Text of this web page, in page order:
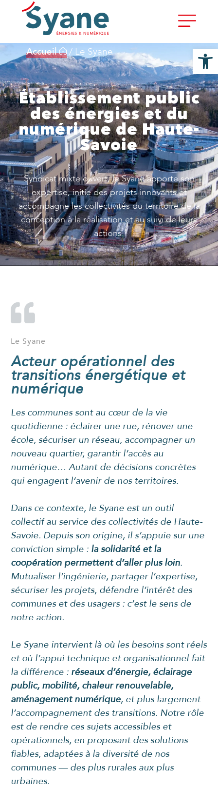
Accueil / Le Syane
Établissement public
des énergies et du
numérique de Haute-
Savoie
Syndicat mixte ouvert, le Syane apporte son
expertise, initie des projets innovants et
accompagne les collectivités du territoire de la
conception à la réalisation et au suivi de leurs
actions.
Le Syane
Acteur opérationnel des
transitions énergétique et
numérique
Les communes sont au cœur de la vie
quotidienne : éclairer une rue, rénover une
école, sécuriser un réseau, accompagner un
nouveau quartier, garantir l’accès au
numérique… Autant de décisions concrètes
qui engagent l’avenir de nos territoires.
Dans ce contexte, le Syane est un outil
collectif au service des collectivités de Haute-
Savoie. Depuis son origine, il s’appuie sur une
conviction simple : la solidarité et la
coopération permettent d’aller plus loin.
Mutualiser l’ingénierie, partager l’expertise,
sécuriser les projets, défendre l’intérêt des
communes et des usagers : c’est le sens de
notre action.
Le Syane intervient là où les besoins sont réels
et où l’appui technique et organisationnel fait
la différence : réseaux d’énergie, éclairage
public, mobilité, chaleur renouvelable,
aménagement numérique, et plus largement
l’accompagnement des transitions. Notre rôle
est de rendre ces sujets accessibles et
opérationnels, en proposant des solutions
fiables, adaptées à la diversité de nos
communes — des plus rurales aux plus
urbaines.
Ouvrir